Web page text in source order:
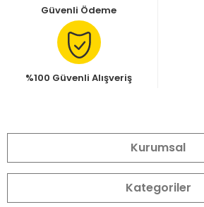
Güvenli Ödeme
%100 Güvenli Alışveriş
Kurumsal
Kategoriler